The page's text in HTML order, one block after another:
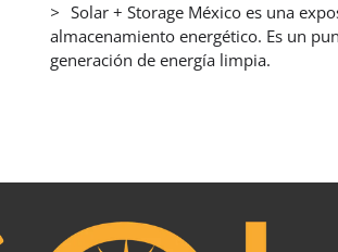
> Solar + Storage México es una
almacenamiento energético. Es un
generación de energía limpia.